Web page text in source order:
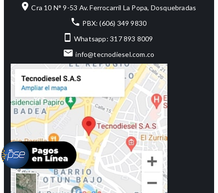
Cra 10 N° 9-53 Av. Ferrocarril La Popa, Dosquebradas
PBX: (606) 349 9830
Whatsapp: 317 893 8009
info@tecnodiesel.com.co